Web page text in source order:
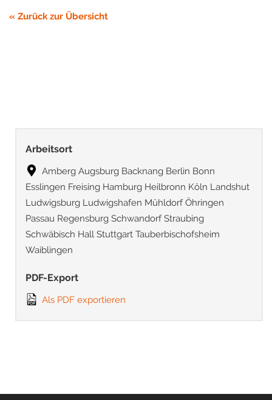
« Zurück zur Übersicht
Arbeitsort
Amberg Augsburg Backnang Berlin Bonn
Esslingen Freising Hamburg Heilbronn Köln Landshut
Ludwigsburg Ludwigshafen Mühldorf Öhringen
Passau Regensburg Schwandorf Straubing
Schwäbisch Hall Stuttgart Tauberbischofsheim
Waiblingen
PDF-Export
Als PDF exportieren